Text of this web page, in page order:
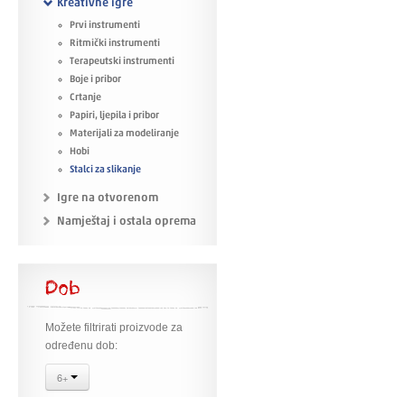
Kreativne igre
Prvi instrumenti
Ritmički instrumenti
Terapeutski instrumenti
Boje i pribor
Crtanje
Papiri, ljepila i pribor
Materijali za modeliranje
Hobi
Stalci za slikanje
Igre na otvorenom
Namještaj i ostala oprema
Dob
Možete filtrirati proizvode za
određenu dob:
6+